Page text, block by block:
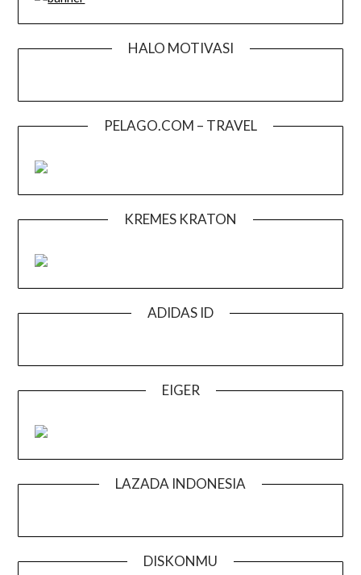
HALO MOTIVASI
PELAGO.COM – TRAVEL
KREMES KRATON
ADIDAS ID
EIGER
LAZADA INDONESIA
DISKONMU